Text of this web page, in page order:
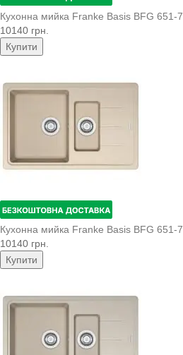
Кухонна мийка Franke Basis BFG 651-
10140 грн.
Купити
Кухонна мийка Franke Basis BFG 651-
10140 грн.
Купити